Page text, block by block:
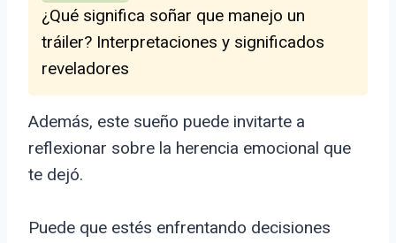
¿Qué significa soñar que manejo un
tráiler? Interpretaciones y significados
reveladores
Además, este sueño puede invitarte a
reflexionar sobre la herencia emocional que
te dejó.
Puede que estés enfrentando decisiones